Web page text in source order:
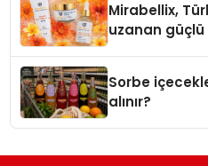
Mirabellix,
uzanan
Sorbe
alınır?